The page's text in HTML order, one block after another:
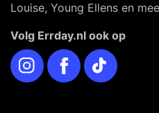
Louise, Young Ellens en
Volg Errday.nl ook op
InstagramFacebookTikTok